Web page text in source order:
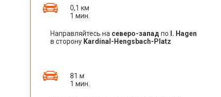
0,1 км
1 мин.
Направляйтесь на северо-запад по I. Hagen
в сторону Kardinal-Hengsbach-Platz
81 м
1 мин.